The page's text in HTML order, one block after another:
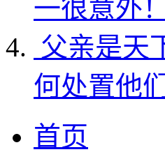
一很意外！
父亲是天
何处置他
首页